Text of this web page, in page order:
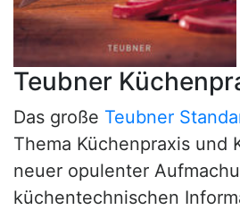
Teubner
Das große Teubner
Thema Küchenpraxis und
neuer opulenter
küchentechnischen